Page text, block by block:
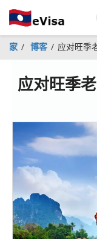
家 博客 应对旺季
应对旺季